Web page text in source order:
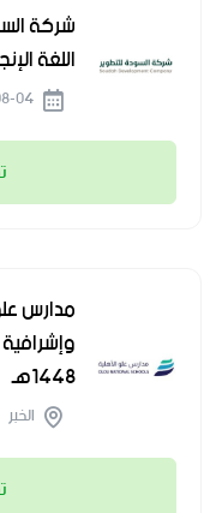
شركة
اللغة
مدارس
1448هـ
الخبر